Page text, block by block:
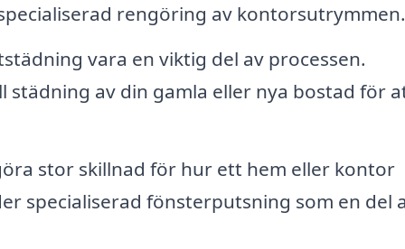
rengöring av kontorsutrymmen.
vara en viktig del av processen.
av din gamla eller nya bostad för
stor skillnad för hur ett hem eller kontor
specialiserad fönsterputsning som en del